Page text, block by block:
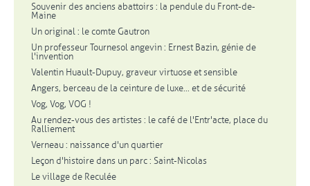
Souvenir des anciens abattoirs : la pendule du Front-de-
Maine
Un original : le comte Gautron
Un professeur Tournesol angevin : Ernest Bazin, génie de
l'invention
Valentin Huault-Dupuy, graveur virtuose et sensible
Angers, berceau de la ceinture de luxe... et de sécurité
Vog, Vog, VOG !
Au rendez-vous des artistes : le café de l'Entr'acte, place du
Ralliement
Verneau : naissance d'un quartier
Leçon d'histoire dans un parc : Saint-Nicolas
Le village de Reculée